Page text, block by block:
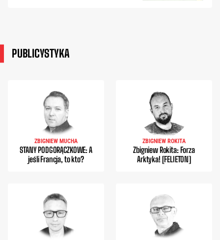
PUBLICYSTYKA
ZBIGNIEW MUCHA
STANY PODGORĄCZKOWE: A
jeśli Francja, to kto?
ZBIGNIEW ROKITA
Zbigniew Rokita: Forza
Arktyka! [FELIETON]